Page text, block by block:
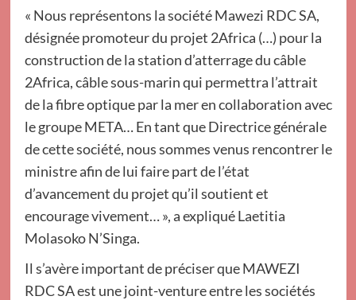
« Nous représentons la société Mawezi RDC SA,
désignée promoteur du projet 2Africa (…) pour la
construction de la station d’atterrage du câble
2Africa, câble sous-marin qui permettra l’attrait
de la fibre optique par la mer en collaboration avec
le groupe META… En tant que Directrice générale
de cette société, nous sommes venus rencontrer le
ministre afin de lui faire part de l’état
d’avancement du projet qu’il soutient et
encourage vivement… », a expliqué Laetitia
Molasoko N’Singa.
Il s’avère important de préciser que MAWEZI
RDC SA est une joint-venture entre les sociétés